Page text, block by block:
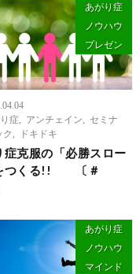
あがり症
ノウハウ
プレゼン
症
アンチェイン
セミナ
ク ドキドキ
症克服の「必勝スロー
つくる!! 〔＃
あがり症
ノウハウ
マインド